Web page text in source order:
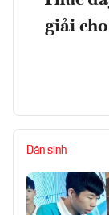
giải
Dân sinh